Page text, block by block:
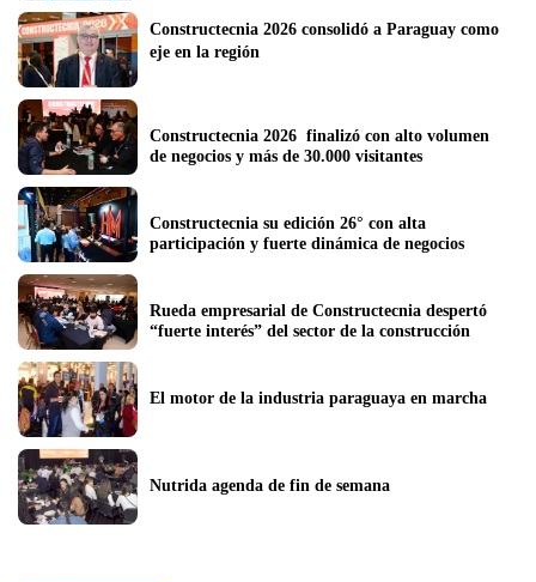
Constructecnia 2026 consolidó a Paraguay como
eje en la región
Constructecnia 2026  finalizó con alto volumen
de negocios y más de 30.000 visitantes
Constructecnia su edición 26° con alta
participación y fuerte dinámica de negocios
Rueda empresarial de Constructecnia despertó
El motor de la industria paraguaya en marcha
Nutrida agenda de fin de semana